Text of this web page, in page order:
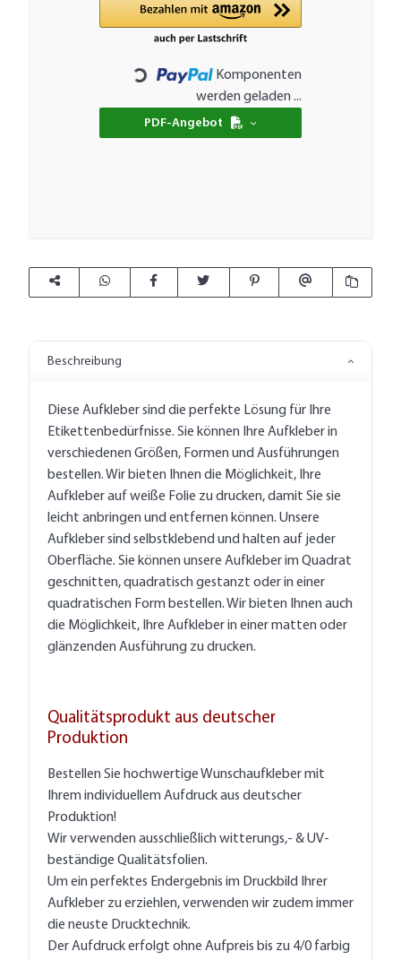
Loading...
Komponenten
werden geladen ...
PDF-Angebot
Beschreibung
Diese Aufkleber sind die perfekte Lösung für Ihre
Etikettenbedürfnisse. Sie können Ihre Aufkleber in
verschiedenen Größen, Formen und Ausführungen
bestellen. Wir bieten Ihnen die Möglichkeit, Ihre
Aufkleber auf weiße Folie zu drucken, damit Sie sie
leicht anbringen und entfernen können. Unsere
Aufkleber sind selbstklebend und halten auf jeder
Oberfläche. Sie können unsere Aufkleber im Quadrat
geschnitten, quadratisch gestanzt oder in einer
quadratischen Form bestellen. Wir bieten Ihnen auch
die Möglichkeit, Ihre Aufkleber in einer matten oder
glänzenden Ausführung zu drucken.
Qualitätsprodukt aus deutscher
Produktion
Bestellen Sie hochwertige Wunschaufkleber mit
Ihrem individuellem Aufdruck aus deutscher
Produktion!
Wir verwenden ausschließlich witterungs,- & UV-
beständige Qualitätsfolien.
Um ein perfektes Endergebnis im Druckbild Ihrer
Aufkleber zu erziehlen, verwenden wir zudem immer
die neuste Drucktechnik.
Der Aufdruck erfolgt ohne Aufpreis bis zu 4/0 farbig